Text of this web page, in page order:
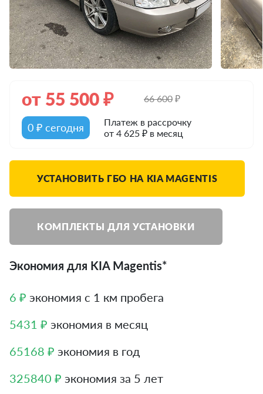
от 55 500₽ 66 600₽
0 ₽ сегодня
Платеж в рассрочку
от 4 625 ₽ в месяц
УСТАНОВИТЬ ГБО НА KIA MAGENTIS
КОМПЛЕКТЫ ДЛЯ УСТАНОВКИ
Экономия для KIA Magentis*
6 ₽ экономия с 1 км пробега
5431 ₽ экономия в месяц
65168 ₽ экономия в год
325840 ₽ экономия за 5 лет